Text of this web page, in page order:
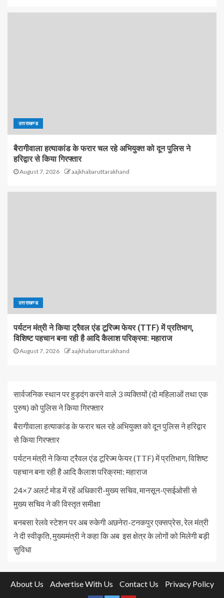
उत्तराखण्ड
बैरागीवाला हत्याकांड के फरार चल रहे अभियुक्त को दून पुलिस ने
हरिद्वार से किया गिरफ्तार
August 7, 2026 aajkhabaruttarakhand
उत्तराखण्ड
पर्यटन मंत्री ने किया ट्रैवल एंड टूरिज्म फेयर (TTF) में प्रतिभाग,
विशिष्ट पहचान बना रही है आदि कैलाश परिक्रमा: महाराज
August 7, 2026 aajkhabaruttarakhand
सार्वजनिक स्थान पर हुड़दंग करने वाले 3 व्यक्तियों (दो महिलाओं तथा एक
पुरुष) को पुलिस ने किया गिरफ्तार
बैरागीवाला हत्याकांड के फरार चल रहे अभियुक्त को दून पुलिस ने हरिद्वार
से किया गिरफ्तार
पर्यटन मंत्री ने किया ट्रैवल एंड टूरिज्म फेयर (TTF) में प्रतिभाग, विशिष्ट
पहचान बना रही है आदि कैलाश परिक्रमा: महाराज
24×7 अलर्ट मोड में रहें अधिकारी-मुख्य सचिव, मानसून-एसईओसी से
मुख्य सचिव ने की विस्तृत समीक्षा
बनबसा रेलवे स्टेशन पर अब रुकेगी अछनेरा-टनकपुर एक्सप्रेस, रेल मंत्री
ने दी स्वीकृति, मुख्यमंत्री ने कहा कि अब इस क्षेत्र के लोगों को मिलेगी बड़ी
सुविधा
About Us Advertise With Us Contact Us Privacy Policy